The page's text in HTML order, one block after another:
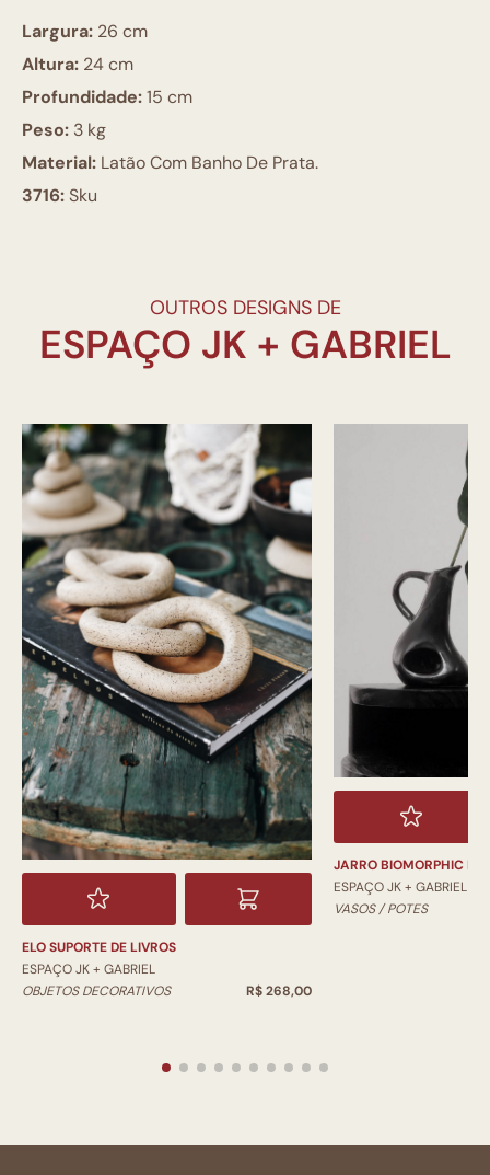
Largura: 26 cm
Altura: 24 cm
Profundidade:15 cm
Peso: 3 kg
Material: Latão Com Banho De Prata.
3716:Sku
OUTROS DESIGNS DE
ELO SUPORTE DE LIVROS
ESPAÇO JK + GABRIEL
OBJETOS DECORATIVOS
R$ 268,00
JARRO BIOMORPHIC
ESPAÇO JK + GABRIEL
VASOS / POTES